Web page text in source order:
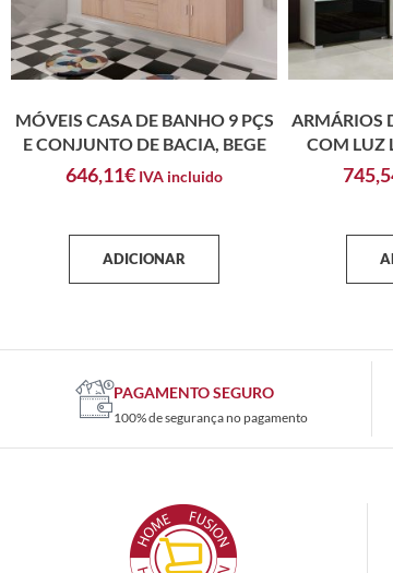
MÓVEIS CASA DE BANHO 9 PÇS
E CONJUNTO DE BACIA, BEGE
646,11€ IVA incluido
ADICIONAR
ARMÁRIOS
COM LUZ
PAGAMENTO SEGURO
100% de segurança no pagamento